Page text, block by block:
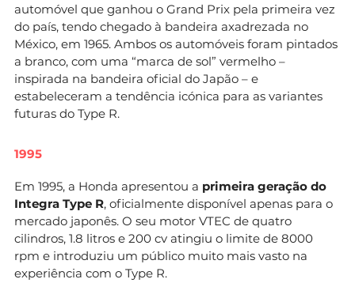
automóvel que ganhou o Grand Prix pela primeira vez
do país, tendo chegado à bandeira axadrezada no
México, em 1965. Ambos os automóveis foram pintados
a branco, com uma “marca de sol” vermelho –
inspirada na bandeira oficial do Japão – e
estabeleceram a tendência icónica para as variantes
futuras do Type R.
1995
Em 1995, a Honda apresentou a primeira geração do
Integra Type R, oficialmente disponível apenas para o
mercado japonês. O seu motor VTEC de quatro
cilindros, 1.8 litros e 200 cv atingiu o limite de 8000
rpm e introduziu um público muito mais vasto na
experiência com o Type R.